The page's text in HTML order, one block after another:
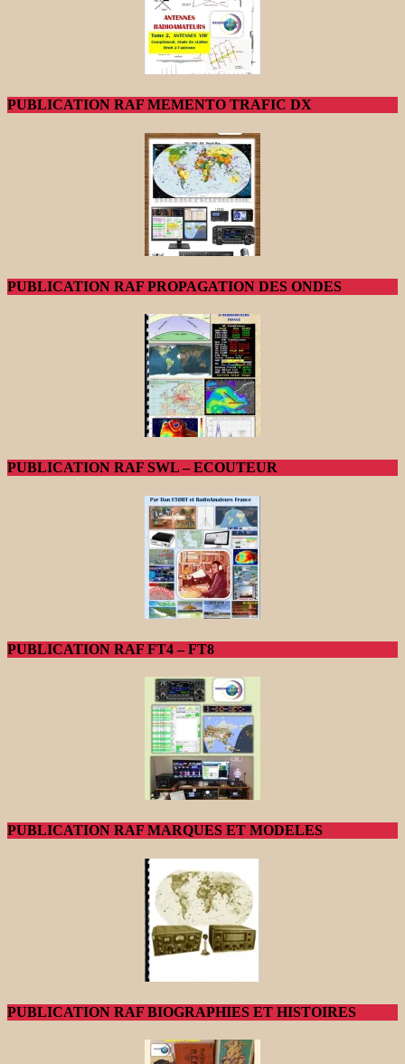
PUBLICATION RAF MEMENTO TRAFIC DX
PUBLICATION RAF PROPAGATION DES ONDES
PUBLICATION RAF SWL – ECOUTEUR
PUBLICATION RAF FT4 – FT8
PUBLICATION RAF MARQUES ET MODELES
PUBLICATION RAF BIOGRAPHIES ET HISTOIRES